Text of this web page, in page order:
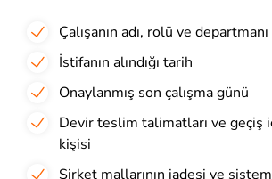
Çalışanın adı, rolü ve departmanı
İstifanın alındığı tarih
Onaylanmış son çalışma günü
Devir teslim talimatları ve geçiş
kişisi
Şirket mallarının iadesi ve